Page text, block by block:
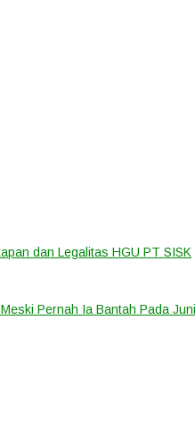
dan Legalitas HGU PT SISK
Pernah Ia Bantah Pada